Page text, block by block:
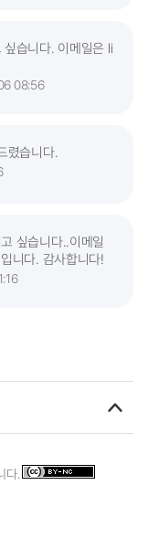
습니다. 이메일은 li
08:56
렸습니다.
싶습니다..이메일
니다. 감사합니다!
다.